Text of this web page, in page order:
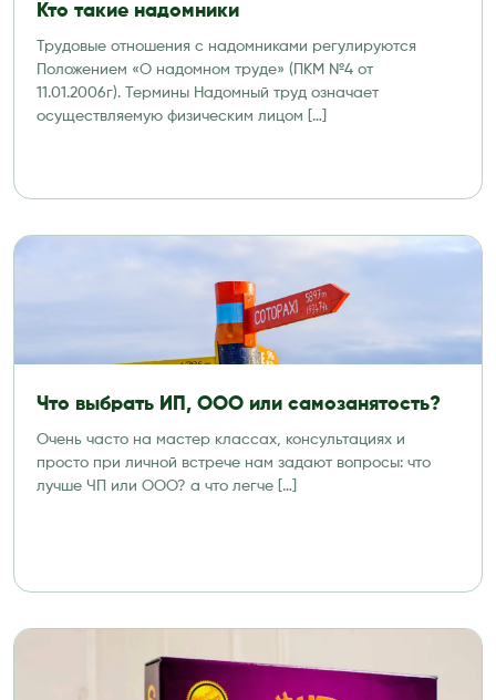
Кто такие надомники
Трудовые отношения с надомниками регулируются
Положением «О надомном труде» (ПКМ №4 от
11.01.2006г). Термины Надомный труд означает
осуществляемую физическим лицом […]
Что выбрать ИП, ООО или самозанятость?
Очень часто на мастер классах, консультациях и
просто при личной встрече нам задают вопросы: что
лучше ЧП или ООО? а что легче […]